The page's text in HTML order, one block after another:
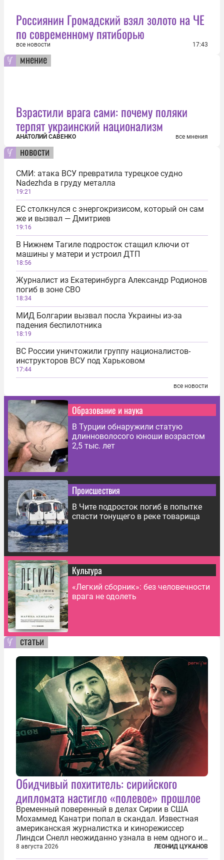
Россиянин Громадский взял золото на ЧЕ
по современному пятиборью
все новости 17:43
мнение
Взрастили врага сами: почему поляки
терпят украинский национализм
АНАТОЛИЙ САВЕНКО все мнения
новости
СМИ: атака ВСУ превратила турецкое судно
Nadezhda в груду металла
19:21
ЕС столкнулся с энергокризисом, который он сам
же и вызвал — Дмитриев
19:16
В Нижнем Тагиле подросток стащил ключи от
машины у матери и устроил ДТП
18:56
Журналист из Екатеринбурга Александр Родионов
погиб в зоне СВО
18:34
МИД Болгарии вызвал посла Украины из-за
падения беспилотника
18:19
ВС России уничтожили группу националистов-
инструкторов ВСУ под Харьковом
17:44
все новости
Образование и наука
В Турции обнаружили статую
длинноволосого юноши возрастом
2,5 тыс. лет
Происшествия
В Чите подросток погиб в попытке
спасти тонущего в реке товарища
Культура
«Легкий сборник»: без человечности
врага не одолеть
статьи
Обидчивый похититель: сирийского
дипломата настигло «полевое» прошлое
Временный поверенный в делах Сирии в США
Мохаммед Канатри попал в скандал. Известная
американская журналистка и кинорежиссер
Линдси Снелл неожиданно узнала в нем одного из
бандитов, похитивших ее в сирийском Алеппо в
2016 году. Журналистка убеждена, что Канатри, в
8 августа 2026 ЛЕОНИД ЦУКАНОВ